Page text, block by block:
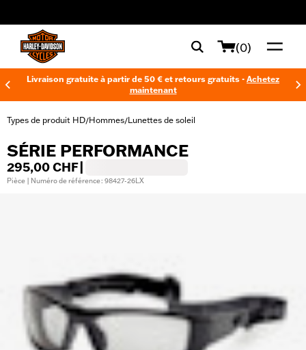
(0)
Livraison gratuite à partir de 50 € et retours gratuits - Achetez
maintenant
Types de produit HD/Hommes/Lunettes de soleil
SÉRIE PERFORMANCE
295,00 CHF
Pièce | Numéro de référence : 98427-26LX